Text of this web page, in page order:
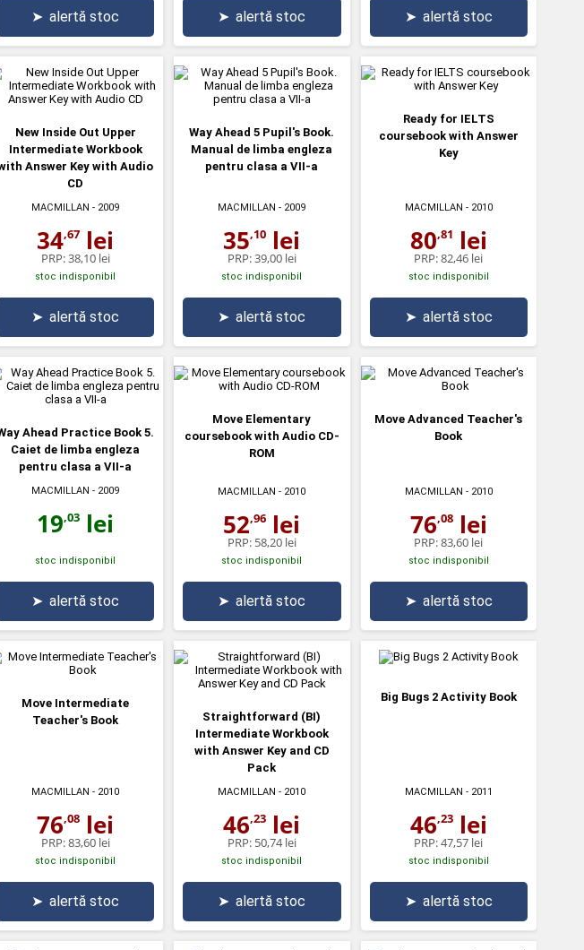
➤ alertă stoc ➤ alertă stoc ➤ alertă stoc
New Inside Out Upper
Intermediate Workbook
Answer Key with Audio
CD
MACMILLAN - 2009
34,67 lei
PRP:38,10 lei
stoc indisponibil
➤ alertă stoc
Way Ahead 5 Pupil's Book.
Manual de limba engleza
pentru clasa a VII-a
MACMILLAN - 2009
35,10 lei
PRP:39,00 lei
stoc indisponibil
➤ alertă stoc
Ready for IELTS
coursebook with Answer
Key
MACMILLAN - 2010
80,81 lei
PRP:82,46 lei
stoc indisponibil
➤ alertă stoc
Ahead Practice Book 5.
Caiet de limba engleza
pentru clasa a VII-a
MACMILLAN - 2009
19,03 lei
stoc indisponibil
➤ alertă stoc
Move Elementary
coursebook with Audio CD-
ROM
MACMILLAN - 2010
52,96 lei
PRP: 58,20 lei
stoc indisponibil
➤ alertă stoc
Move Advanced Teacher's
Book
MACMILLAN - 2010
76,08lei
PRP:83,60 lei
stoc indisponibil
➤ alertă stoc
Move Intermediate
Teacher's Book
MACMILLAN - 2010
76,08 lei
PRP:83,60 lei
stoc indisponibil
➤ alertă stoc
Straightforward (BI)
Intermediate Workbook
with Answer Key and CD
Pack
MACMILLAN - 2010
46,23 lei
PRP: 50,74 lei
stoc indisponibil
➤ alertă stoc
Big Bugs 2 Activity Book
MACMILLAN - 2011
46,23lei
PRP:47,57 lei
stoc indisponibil
➤ alertă stoc